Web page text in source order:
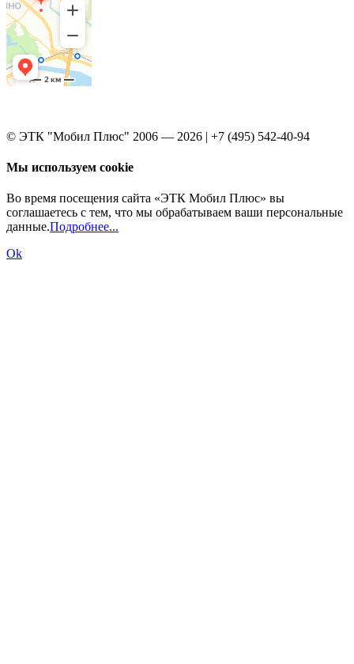
© ЭТК "Мобил Плюс" 2006 — 2026 | +7 (495) 542-40-94
Мы используем cookie
Во время посещения сайта «ЭТК Мобил Плюс» вы
соглашаетесь с тем, что мы обрабатываем ваши персональные
данные.Подробнее...
Ok